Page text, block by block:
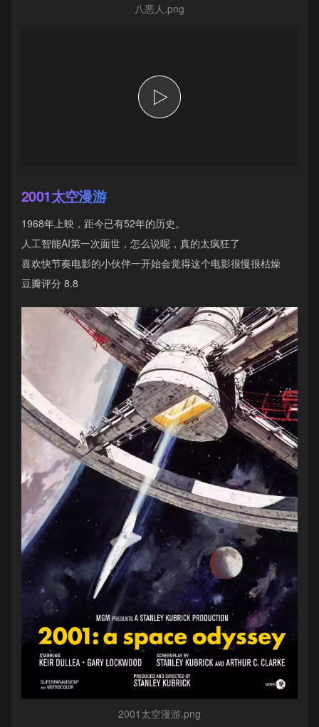
八恶人.png
2001太空漫游
1968年上映，距今已有52年的历史。
人工智能AI第一次面世，怎么说呢，真的太疯狂了
喜欢快节奏电影的小伙伴一开始会觉得这个电影很慢很枯燥
豆瓣评分 8.8
2001太空漫游.png